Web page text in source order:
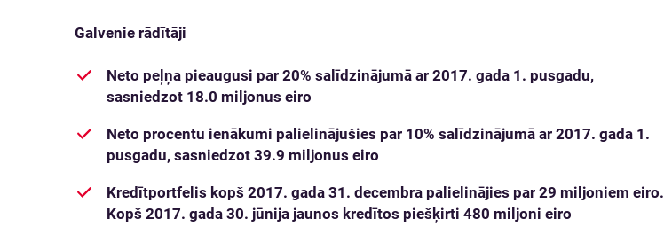
Galvenie rādītāji
Neto peļņa pieaugusi par 20% salīdzinājumā ar 2017. gada 1. pusgadu,
sasniedzot 18.0 miljonus eiro
Neto procentu ienākumi palielinājušies par 10% salīdzinājumā ar 2017. gada 1.
pusgadu, sasniedzot 39.9 miljonus eiro
Kredītportfelis kopš 2017. gada 31. decembra palielinājies par 29 miljoniem eiro.
Kopš 2017. gada 30. jūnija jaunos kredītos piešķirti 480 miljoni eiro